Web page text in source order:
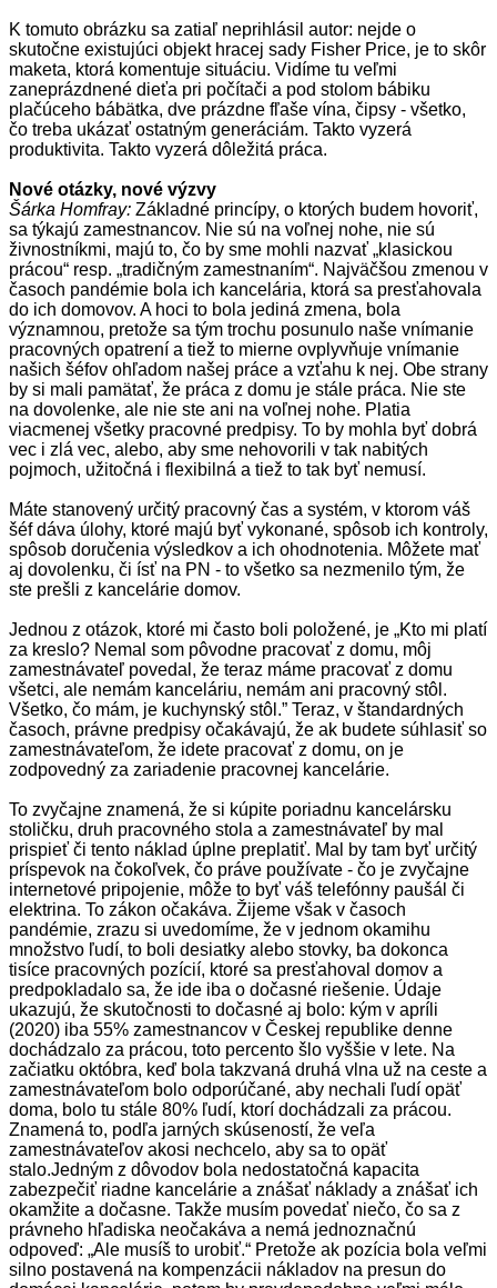
K tomuto obrázku sa zatiaľ neprihlásil autor: nejde o
skutočne existujúci objekt hracej sady Fisher Price, je to skôr
maketa, ktorá komentuje situáciu. Vidíme tu veľmi
zaneprázdnené dieťa pri počítači a pod stolom bábiku
plačúceho bábätka, dve prázdne fľaše vína, čipsy - všetko,
čo treba ukázať ostatným generáciám. Takto vyzerá
produktivita. Takto vyzerá dôležitá práca.
Nové otázky, nové výzvy
Šárka Homfray: Základné princípy, o ktorých budem hovoriť,
sa týkajú zamestnancov. Nie sú na voľnej nohe, nie sú
živnostníkmi, majú to, čo by sme mohli nazvať „klasickou
prácou“ resp. „tradičným zamestnaním“. Najväčšou zmenou v
časoch pandémie bola ich kancelária, ktorá sa presťahovala
do ich domovov. A hoci to bola jediná zmena, bola
významnou, pretože sa tým trochu posunulo naše vnímanie
pracovných opatrení a tiež to mierne ovplyvňuje vnímanie
našich šéfov ohľadom našej práce a vzťahu k nej. Obe strany
by si mali pamätať, že práca z domu je stále práca. Nie ste
na dovolenke, ale nie ste ani na voľnej nohe. Platia
viacmenej všetky pracovné predpisy. To by mohla byť dobrá
vec i zlá vec, alebo, aby sme nehovorili v tak nabitých
pojmoch, užitočná i flexibilná a tiež to tak byť nemusí.
Máte stanovený určitý pracovný čas a systém, v ktorom váš
šéf dáva úlohy, ktoré majú byť vykonané, spôsob ich kontroly,
spôsob doručenia výsledkov a ich ohodnotenia. Môžete mať
aj dovolenku, či ísť na PN - to všetko sa nezmenilo tým, že
ste prešli z kancelárie domov.
Jednou z otázok, ktoré mi často boli položené, je „Kto mi platí
za kreslo? Nemal som pôvodne pracovať z domu, môj
zamestnávateľ povedal, že teraz máme pracovať z domu
všetci, ale nemám kanceláriu, nemám ani pracovný stôl.
Všetko, čo mám, je kuchynský stôl.” Teraz, v štandardných
časoch, právne predpisy očakávajú, že ak budete súhlasiť so
zamestnávateľom, že idete pracovať z domu, on je
zodpovedný za zariadenie pracovnej kancelárie.
To zvyčajne znamená, že si kúpite poriadnu kancelársku
stoličku, druh pracovného stola a zamestnávateľ by mal
prispieť či tento náklad úplne preplatiť. Mal by tam byť určitý
príspevok na čokoľvek, čo práve používate - čo je zvyčajne
internetové pripojenie, môže to byť váš telefónny paušál či
elektrina. To zákon očakáva. Žijeme však v časoch
pandémie, zrazu si uvedomíme, že v jednom okamihu
množstvo ľudí, to boli desiatky alebo stovky, ba dokonca
tisíce pracovných pozícií, ktoré sa presťahoval domov a
predpokladalo sa, že ide iba o dočasné riešenie. Údaje
ukazujú, že skutočnosti to dočasné aj bolo: kým v apríli
(2020) iba 55% zamestnancov v Českej republike denne
dochádzalo za prácou, toto percento šlo vyššie v lete. Na
začiatku októbra, keď bola takzvaná druhá vlna už na ceste a
zamestnávateľom bolo odporúčané, aby nechali ľudí opäť
doma, bolo tu stále 80% ľudí, ktorí dochádzali za prácou.
Znamená to, podľa jarných skúseností, že veľa
zamestnávateľov akosi nechcelo, aby sa to opäť
stalo.Jedným z dôvodov bola nedostatočná kapacita
zabezpečiť riadne kancelárie a znášať náklady a znášať ich
okamžite a dočasne. Takže musím povedať niečo, čo sa z
právneho hľadiska neočakáva a nemá jednoznačnú
odpoveď: „Ale musíš to urobiť.“ Pretože ak pozícia bola veľmi
silno postavená na kompenzácii nákladov na presun do